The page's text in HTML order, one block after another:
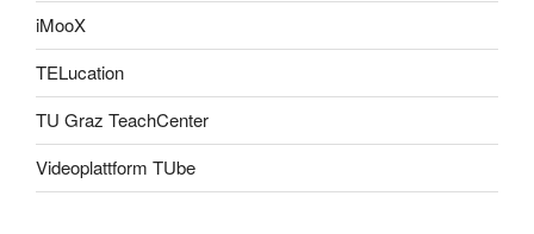
iMooX
TELucation
TU Graz TeachCenter
Videoplattform TUbe